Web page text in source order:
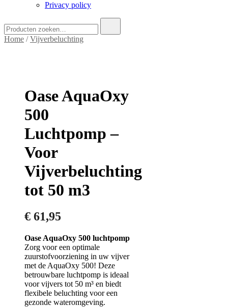
Privacy policy
naar:
Home /Vijverbeluchting
Oase AquaOxy
500
Luchtpomp –
Voor
Vijverbeluchting
tot 50 m3
€ 61,95
Oase AquaOxy 500 luchtpomp
Zorg voor een optimale
zuurstofvoorziening in uw vijver
met de AquaOxy 500! Deze
betrouwbare luchtpomp is ideaal
voor vijvers tot 50 m³ en biedt
flexibele beluchting voor een
gezonde wateromgeving.